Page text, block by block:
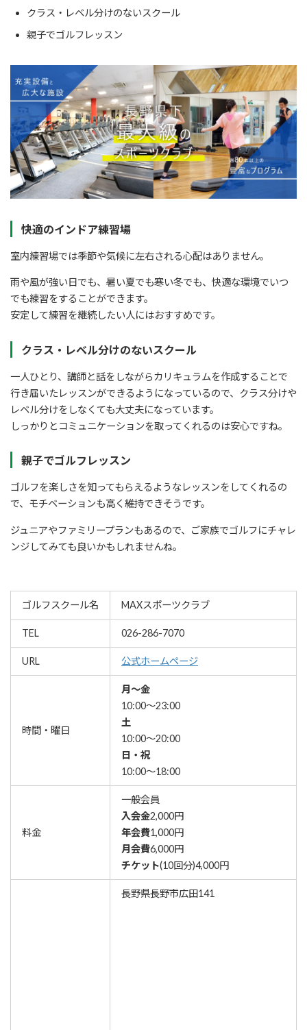
クラス・レベル分けのないスクール
親子でゴルフレッスン
快適のインドア練習場
室内練習場では季節や気候に左右される心配はありません。
雨や風が強い日でも、暑い夏でも寒い冬でも、快適な環境でいつ
でも練習をすることができます。
安定して練習を継続したい人にはおすすめです。
クラス・レベル分けのないスクール
一人ひとり、講師と話をしながらカリキュラムを作成することで
行き届いたレッスンができるようになっているので、クラス分けや
レベル分けをしなくても大丈夫になっています。
しっかりとコミュニケーションを取ってくれるのは安心ですね。
親子でゴルフレッスン
ゴルフを楽しさを知ってもらえるようなレッスンをしてくれるの
で、モチベーションも高く維持できそうです。
ジュニアやファミリープランもあるので、ご家族でゴルフにチャレ
ンジしてみても良いかもしれませんね。
ゴルフスクール名 MAXスポーツクラブ
TEL 026-286-7070
URL 公式ホームページ
時間・曜日
月～金
10:00～23:00
土
10:00～20:00
日・祝
10:00～18:00
料金
一般会員
入会金2,000円
年会費1,000円
月会費6,000円
チケット(10回分)4,000円
長野県長野市広田141